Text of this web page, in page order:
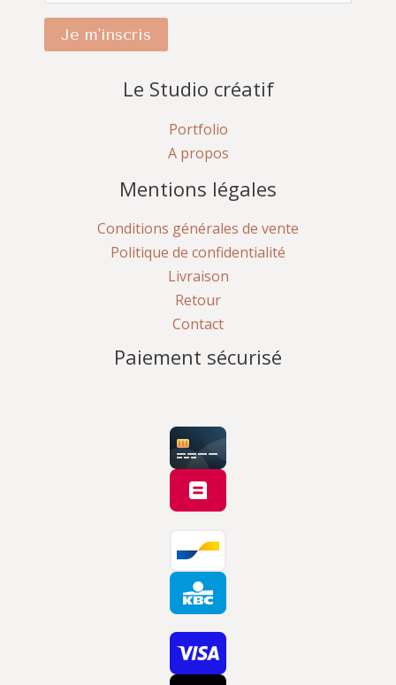
Je m'inscris
Le Studio créatif
Portfolio
A propos
Mentions légales
Conditions générales de vente
Politique de confidentialité
Livraison
Retour
Contact
Paiement sécurisé